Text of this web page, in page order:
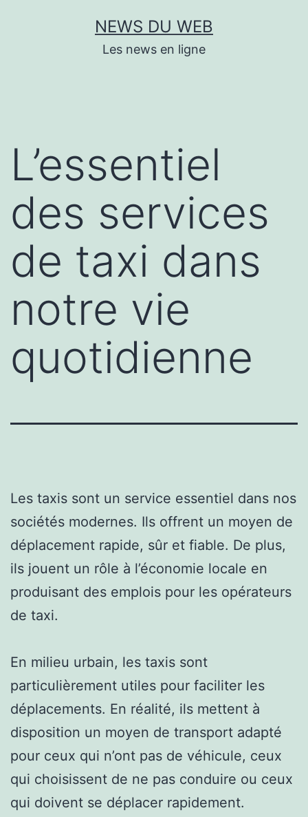
NEWS DU WEB
Les news en ligne
L’essentiel
des services
de taxi dans
notre vie
quotidienne
Les taxis sont un service essentiel dans nos
sociétés modernes. Ils offrent un moyen de
déplacement rapide, sûr et fiable. De plus,
ils jouent un rôle à l’économie locale en
produisant des emplois pour les opérateurs
de taxi.
En milieu urbain, les taxis sont
particulièrement utiles pour faciliter les
déplacements. En réalité, ils mettent à
disposition un moyen de transport adapté
pour ceux qui n’ont pas de véhicule, ceux
qui choisissent de ne pas conduire ou ceux
qui doivent se déplacer rapidement.